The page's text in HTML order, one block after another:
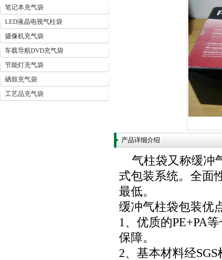
笔记本充气袋
LED液晶电视气柱袋
摄像机充气袋
车载导航DVD充气袋
节能灯充气袋
硒鼓充气袋
工艺品充气袋
产品详细介绍
气柱袋又称缓冲
式包装系统。全面
最低。
缓冲气柱袋包装优
1、优质的PE+PA
保障。
2、基本材料经